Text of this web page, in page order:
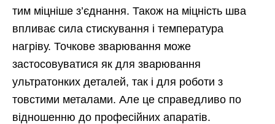
тим міцніше з’єднання. Також на міцність шва
впливає сила стискування і температура
нагріву. Точкове зварювання може
застосовуватися як для зварювання
ультратонких деталей, так і для роботи з
товстими металами. Але це справедливо по
відношенню до професійних апаратів.